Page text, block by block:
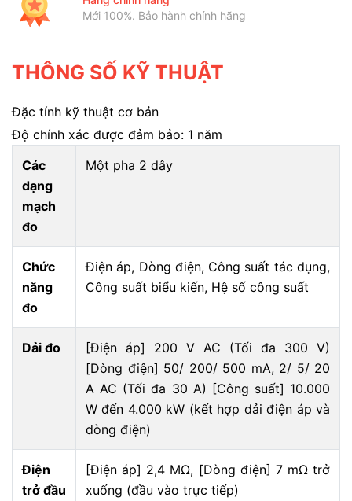
Mới 100%. Bảo hành chính hãng
THÔNG SỐ KỸ THUẬT
Đặc tính kỹ thuật cơ bản
Độ chính xác được đảm bảo: 1 năm
Các
dạng
mạch
đo
Một pha 2 dây
Chức
năng
đo
Điện áp, Dòng điện, Công suất tác dụng,
Công suất biểu kiến, Hệ số công suất
Dải đo
[Điện áp] 200 V AC (Tối đa 300 V)
[Dòng điện] 50/ 200/ 500 mA, 2/ 5/ 20
A AC (Tối đa 30 A) [Công suất] 10.000
W đến 4.000 kW (kết hợp dải điện áp và
dòng điện)
Điện
trở đầu
[Điện áp] 2,4 MΩ, [Dòng điện] 7 mΩ trở
xuống (đầu vào trực tiếp)